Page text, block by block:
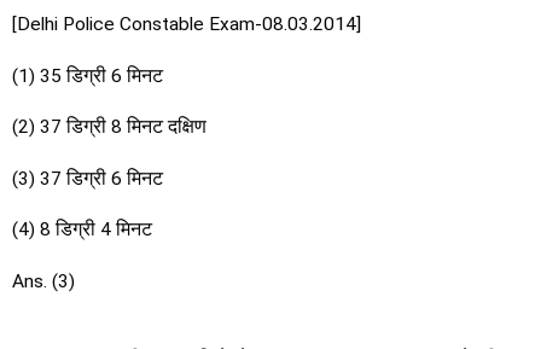
[Delhi Police Constable Exam-08.03.2014]
(1) 35 डिग्री 6 मिनट
(2) 37 डिग्री 8 मिनट दक्षिण
(3) 37 डिग्री 6 मिनट
(4) 8 डिग्री 4 मिनट
Ans. (3)